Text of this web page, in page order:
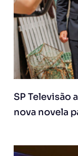
SP Televisão
nova novela